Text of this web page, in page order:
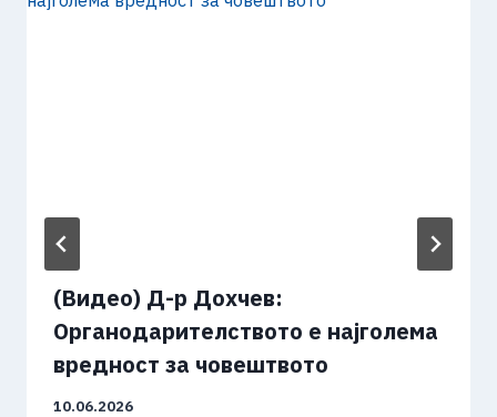
(Видео) Д-р Дохчев:
Органодарителството е најголема
вредност за човештвото
10.06.2026